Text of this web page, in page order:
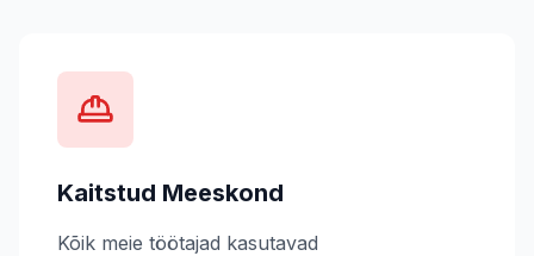
Kaitstud Meeskond
Kõik meie töötajad kasutavad